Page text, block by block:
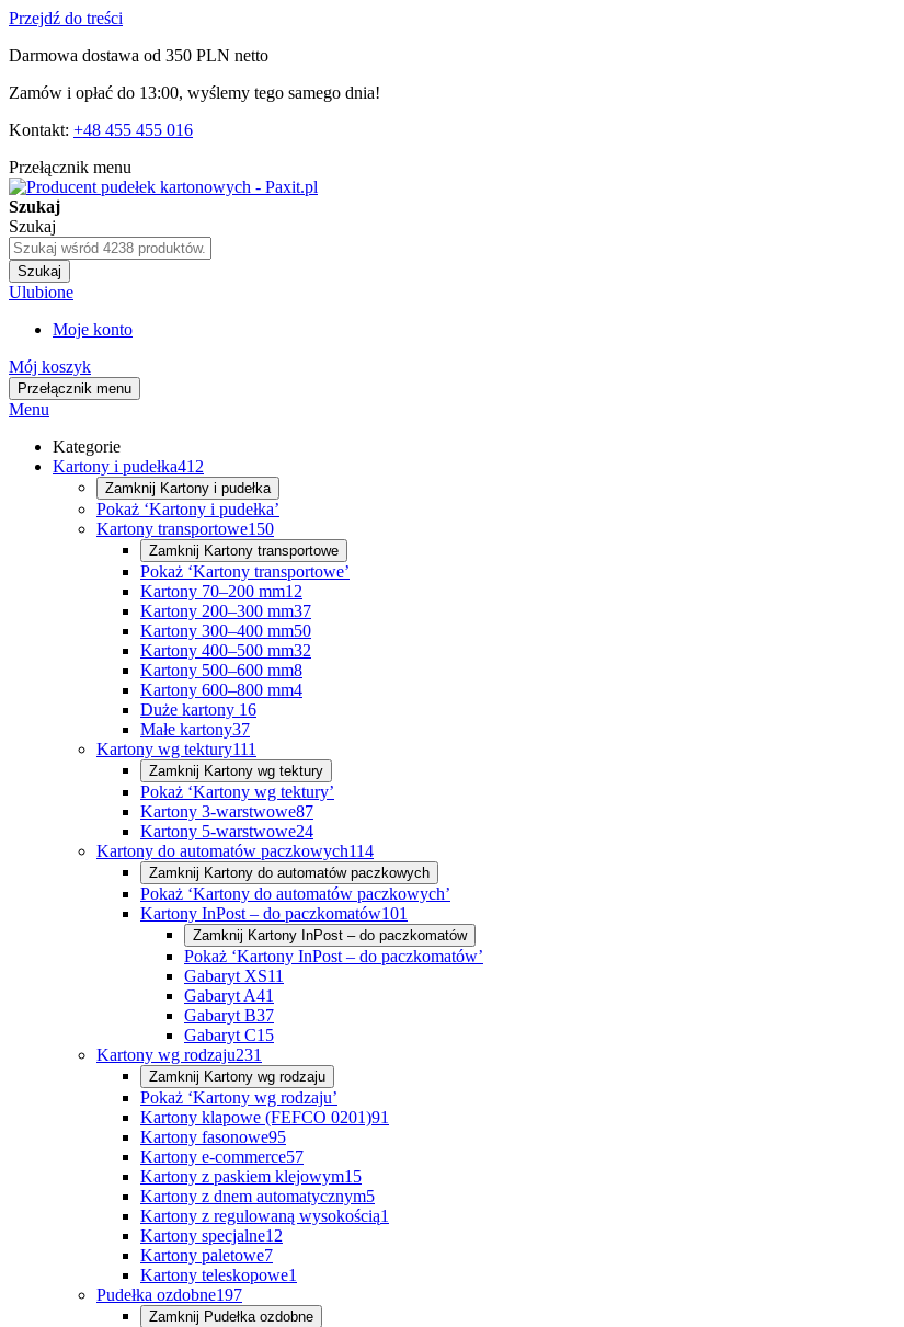
Przejdź do treści
Darmowa dostawa od 350 PLN netto
Zamów i opłać do 13:00, wyślemy tego samego dnia!
Kontakt: +48 455 455 016
Przełącznik menu
Szukaj
Szukaj
Szukaj
Ulubione
Moje konto
Mój koszyk
Przełącznik menu
Menu
Kategorie
Kartony i pudełka412
Zamknij Kartony i pudełka
Pokaż ‘Kartony i pudełka’
Kartony transportowe150
Zamknij Kartony transportowe
Pokaż ‘Kartony transportowe’
Kartony 70–200 mm12
Kartony 200–300 mm37
Kartony 300–400 mm50
Kartony 400–500 mm32
Kartony 500–600 mm8
Kartony 600–800 mm4
Duże kartony 16
Małe kartony37
Kartony wg tektury111
Zamknij Kartony wg tektury
Pokaż ‘Kartony wg tektury’
Kartony 3-warstwowe87
Kartony 5-warstwowe24
Kartony do automatów paczkowych114
Zamknij Kartony do automatów paczkowych
Pokaż ‘Kartony do automatów paczkowych’
Kartony InPost – do paczkomatów101
Zamknij Kartony InPost – do paczkomatów
Pokaż ‘Kartony InPost – do paczkomatów’
Gabaryt XS11
Gabaryt A41
Gabaryt B37
Gabaryt C15
Kartony wg rodzaju231
Zamknij Kartony wg rodzaju
Pokaż ‘Kartony wg rodzaju’
Kartony klapowe (FEFCO 0201)91
Kartony fasonowe95
Kartony e-commerce57
Kartony z paskiem klejowym15
Kartony z dnem automatycznym5
Kartony z regulowaną wysokością1
Kartony specjalne12
Kartony paletowe7
Kartony teleskopowe1
Pudełka ozdobne197
Zamknij Pudełka ozdobne